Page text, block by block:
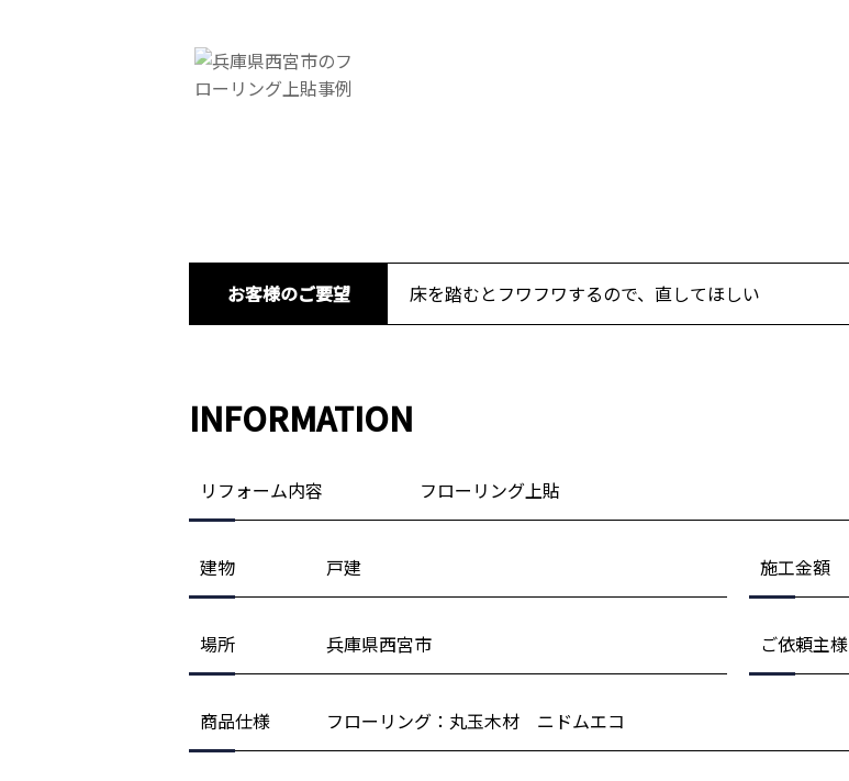
お客様のご要望 床を踏むとフワフワするので、直してほしい
INFORMATION
リフォーム内容 フローリング上貼
建物 戸建 施工金額
場所 兵庫県西宮市 ご依頼主様
商品仕様 フローリング：丸玉木材 ニドムエコ